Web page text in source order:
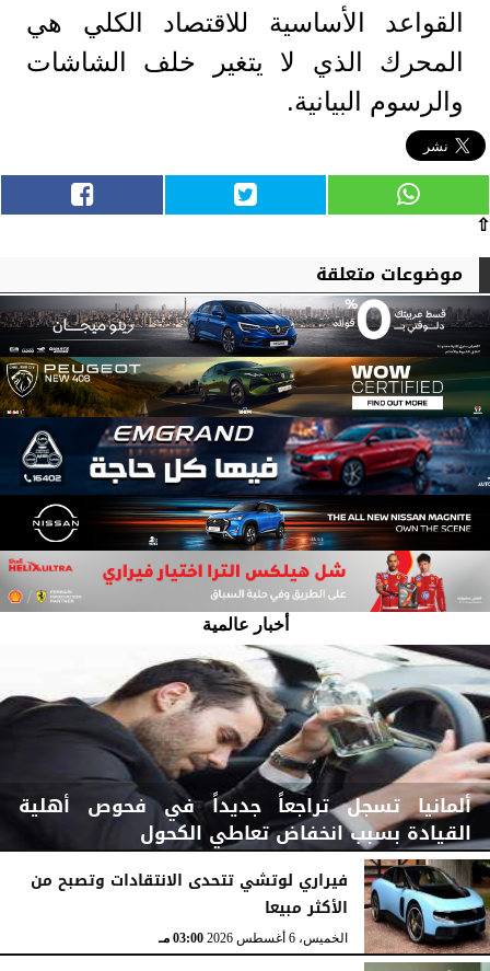
القواعد الأساسية للاقتصاد الكلي هي
المحرك الذي لا يتغير خلف الشاشات
والرسوم البيانية.
⇧
موضوعات متعلقة
أخبار عالمية
ألمانيا تسجل تراجعاً جديداً في فحوص أهلية
القيادة بسبب انخفاض تعاطي الكحول
الخميس، 6 أغسطس 2026 03:15 مـ
فيراري لوتشي تتحدى الانتقادات وتصبح من
الأكثر مبيعا
الخميس، 6 أغسطس 2026 03:00 مـ